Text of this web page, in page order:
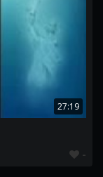
27:19
-